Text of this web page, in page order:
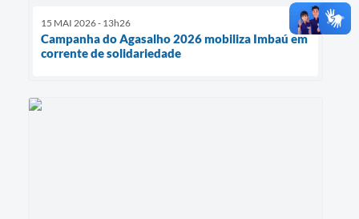
15 MAI 2026 - 13h26
Campanha do Agasalho 2026 mobiliza Imbaú em
corrente de solidariedade